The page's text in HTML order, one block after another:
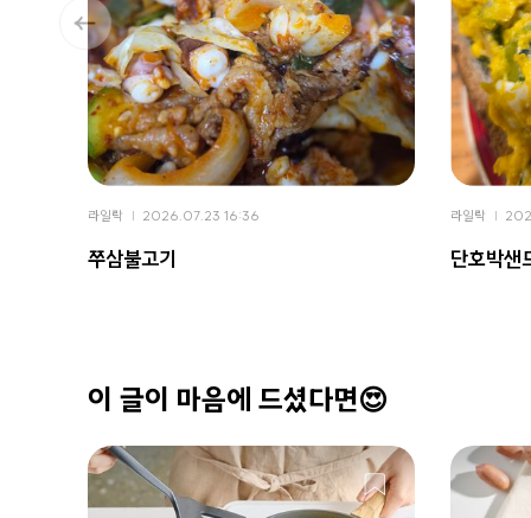
라일락 2026.07.23 16:36
쭈삼불고기
라일락
단호박샌
이 글이 마음에 드셨다면😍